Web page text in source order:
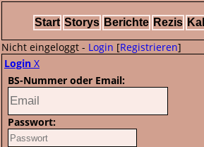
Start Storys Berichte Rezis
Nicht eingeloggt - Login [Registrieren]
Login X
BS-Nummer oder Email:
Passwort: